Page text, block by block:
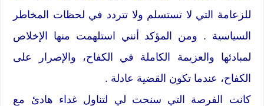
للزعامة التي لا تستسلم ولا تتردد في لحظات المخاطر
السياسية . ومن المؤكد أنني استلهمت منها الإخلاص
لمبادئها والعزيمة الكاملة في الكفاح، والإصرار على
الكفاح، عندما تكون القضية عادلة .
كانت الفرصة التي سنحت لي لتناول غداء هادئ مع